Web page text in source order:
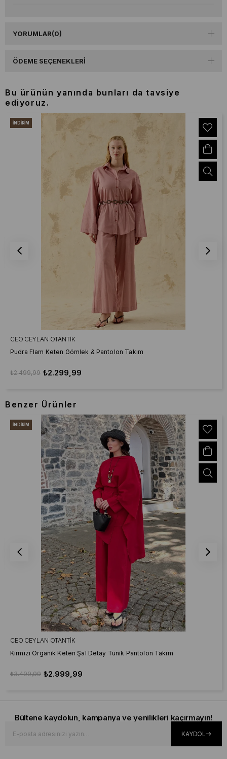
YORUMLAR(0)
ÖDEME SEÇENEKLERI
Bu ürünün yanında bunları da tavsiye
ediyoruz.
CEO CEYLAN OTANTIK
Pudra Flam Keten Gömlek & Pantolon Takım
₺2.299,99
₺2.499,99
İNDIRIM
Benzer Ürünler
CEO CEYLAN OTANTIK
Kırmızı Organik Keten Şal Detay Tunik Pantolon Takım
₺2.999,99
₺3.499,99
İNDIRIM
Bültene kaydolun, kampanya ve yenilikleri kaçırmayın!
KAYDOL